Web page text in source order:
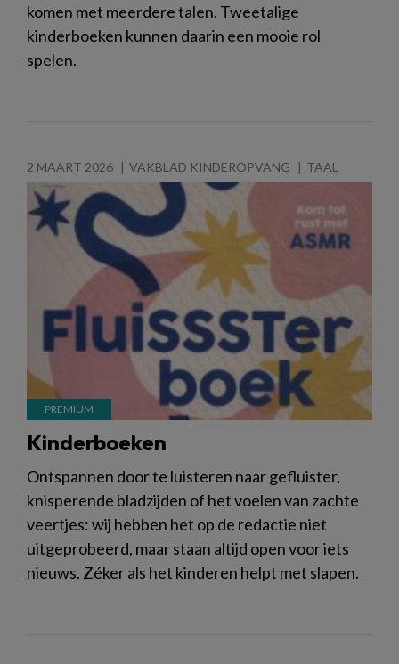
komen met meerdere talen. Tweetalige
kinderboeken kunnen daarin een mooie rol
spelen.
2 MAART 2026 VAKBLAD KINDEROPVANG TAAL
Kinderboeken
Ontspannen door te luisteren naar gefluister,
knisperende bladzijden of het voelen van zachte
veertjes: wij hebben het op de redactie niet
uitgeprobeerd, maar staan altijd open voor iets
nieuws. Zéker als het kinderen helpt met slapen.